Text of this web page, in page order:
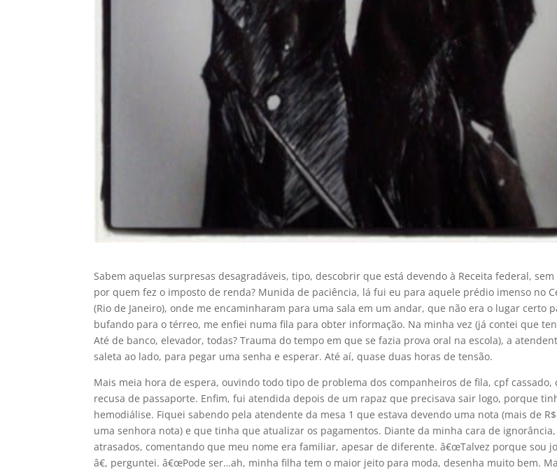
Sabem aquelas surpresas desagradáveis, tipo, descobrir que está devendo à Receita federal,
por quem fez o imposto de renda? Munida de paciência, lá fui eu para aquele prédio imenso no
(Rio de Janeiro), onde me encaminharam para uma sala em um andar, que não era o lugar certo
bufando para o térreo, me enfiei numa fila para obter informação. Na minha vez (já contei que
Até de banco, elevador, todas? Trauma do tempo em que se fazia prova oral na escola), a
saleta ao lado, para pegar uma senha e esperar. Até aí­, quase duas horas de tensão.
Mais meia hora de espera, ouvindo todo tipo de problema dos companheiros de fila, cpf cassado,
recusa de passaporte. Enfim, fui atendida depois de um rapaz que precisava sair logo, porque
hemodiálise. Fiquei sabendo pela atendente da mesa 1 que estava devendo uma nota (mais de
uma senhora nota) e que tinha que atualizar os pagamentos. Diante da minha cara de
atrasados, comentando que meu nome era familiar, apesar de diferente. â€œTalvez porque sou
â€, perguntei. â€œPode ser…ah, minha filha tem o maior jeito para moda, desenha muito bem.